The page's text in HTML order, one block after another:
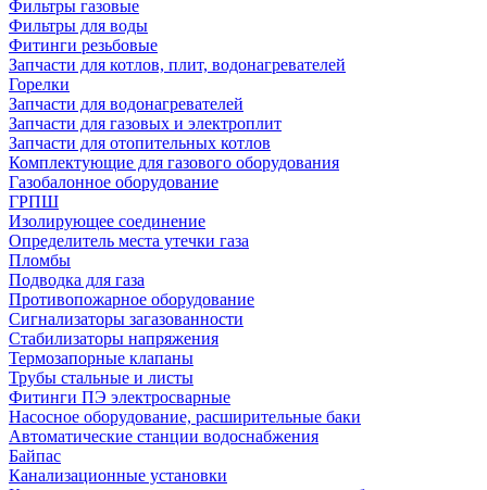
Фильтры газовые
Фильтры для воды
Фитинги резьбовые
Запчасти для котлов, плит, водонагревателей
Горелки
Запчасти для водонагревателей
Запчасти для газовых и электроплит
Запчасти для отопительных котлов
Комплектующие для газового оборудования
Газобалонное оборудование
ГРПШ
Изолирующее соединение
Определитель места утечки газа
Пломбы
Подводка для газа
Противопожарное оборудование
Сигнализаторы загазованности
Стабилизаторы напряжения
Термозапорные клапаны
Трубы стальные и листы
Фитинги ПЭ электросварные
Насосное оборудование, расширительные баки
Автоматические станции водоснабжения
Байпас
Канализационные установки